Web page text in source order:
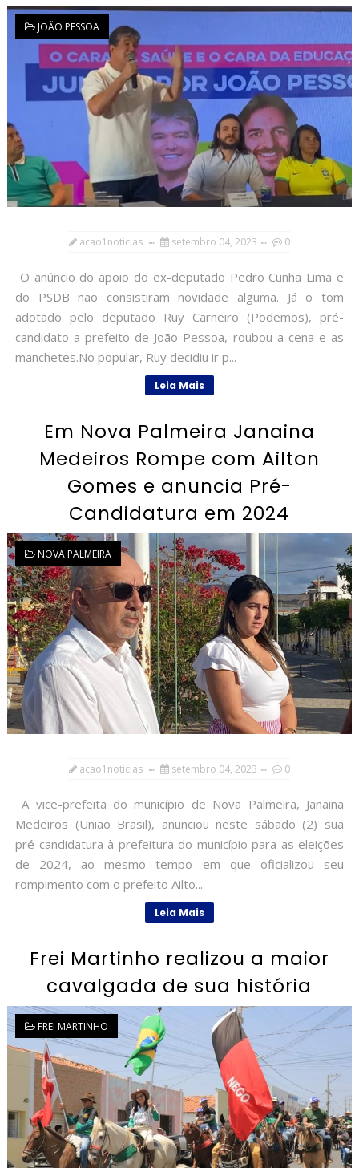
JOÃO PESSOA
acao1noticias setembro 04, 2023 0
O anúncio do apoio do ex-deputado Pedro Cunha Lima e
do PSDB não consistiram novidade alguma. Já o tom
adotado pelo deputado Ruy Carneiro (Podemos), pré-
candidato a prefeito de João Pessoa, roubou a cena e as
manchetes.No popular, Ruy decidiu ir p...
Leia Mais
Em Nova Palmeira Janaina
Medeiros Rompe com Ailton
Gomes e anuncia Pré-
Candidatura em 2024
NOVA PALMEIRA
acao1noticias setembro 04, 2023 0
A vice-prefeita do município de Nova Palmeira, Janaina
Medeiros (União Brasil), anunciou neste sábado (2) sua
pré-candidatura à prefeitura do município para as eleições
de 2024, ao mesmo tempo em que oficializou seu
rompimento com o prefeito Ailto...
Leia Mais
Frei Martinho realizou a maior
cavalgada de sua história
FREI MARTINHO